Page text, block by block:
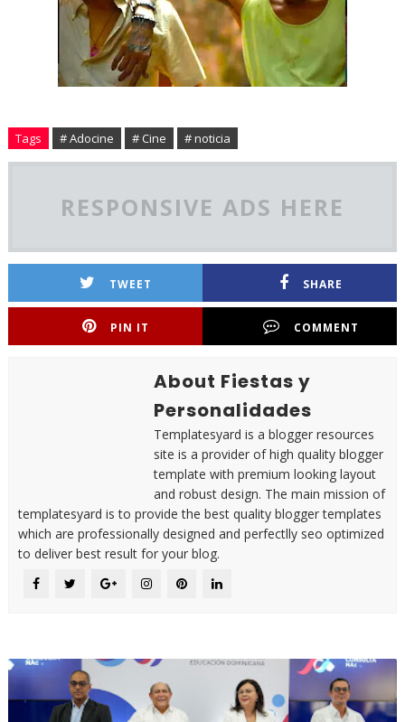
Tags # Adocine # Cine # noticia
RESPONSIVE ADS HERE
TWEET SHARE
PIN IT COMMENT
About Fiestas y
Personalidades
Templatesyard is a blogger resources
site is a provider of high quality blogger
template with premium looking layout
and robust design. The main mission of
templatesyard is to provide the best quality blogger templates
which are professionally designed and perfectlly seo optimized
to deliver best result for your blog.